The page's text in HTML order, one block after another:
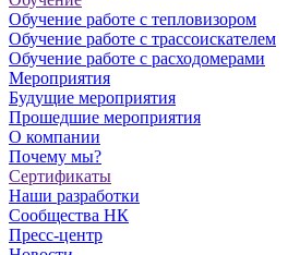
Обучение работе с тепловизором
Обучение работе с трассоискателем
Обучение работе с расходомерами
Мероприятия
Будущие мероприятия
Прошедшие мероприятия
О компании
Почему мы?
Сертификаты
Наши разработки
Сообщества НК
Пресс-центр